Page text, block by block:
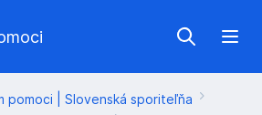
Show
pomoci | Slovenská sporiteľňa